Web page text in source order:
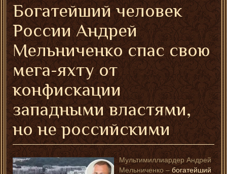
Богатейший человек
России Андрей
Мельниченко спас свою
мега-яхту от
конфискации
западными властями,
но не российскими
Мультимиллиардер Андрей
Мельниченко –богатейший